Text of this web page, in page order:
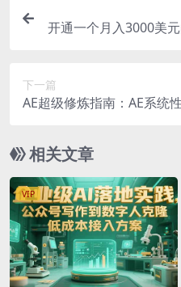
开通一个月入3000美
下一篇
AE超级修炼指南：AE系统
相关文章
VIP